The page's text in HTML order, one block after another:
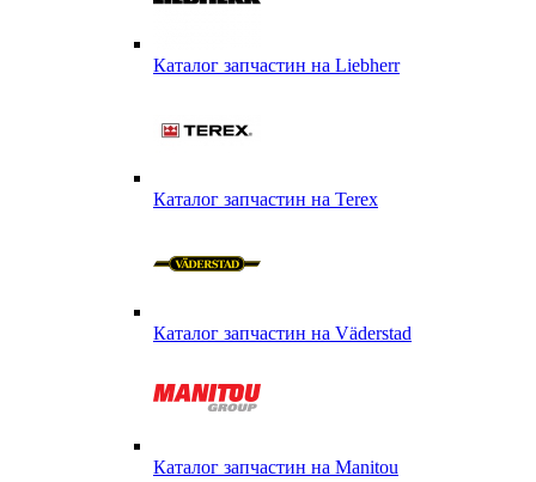
Каталог запчастин на Liebherr
Каталог запчастин на Terex
Каталог запчастин на Väderstad
Каталог запчастин на Маnitou